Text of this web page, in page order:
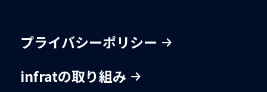
プライバシーポリシー
infratの取り組み